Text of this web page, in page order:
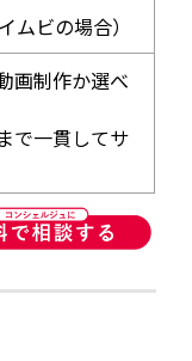
ムビの場合）
画制作か選べ
で一貫してサ